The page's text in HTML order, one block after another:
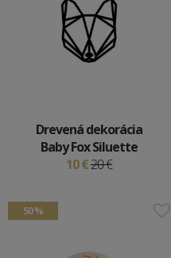
Drevená dekorácia
Baby Fox Siluette
10 €20 €
50 %